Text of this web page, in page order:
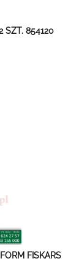
SZT. 854120
FISKARS